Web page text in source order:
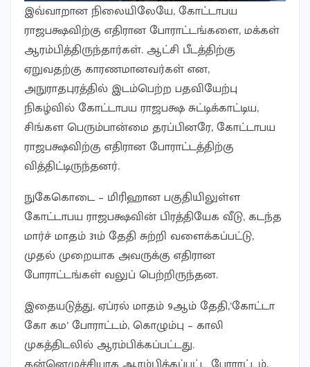
இவ்வாறான நிலையிலேயே, கோட்டாபய
ராஜபக்ஷவிற்கு எதிரான போராட்டங்களை, மக்கள்
ஆரம்பித்திருந்தார்கள். ஆட்சி பீடத்திற்கு
ஏறுவதற்கு காரணமானவர்கள் என,
அநுராதபுரத்தில் இடம்பெற்ற பதவியேற்பு
நிகழ்வில் கோட்டாபய ராஜபக்ஷ சுட்டிக்காட்டிய,
சிங்கள பெரும்பான்மை தரப்பினரே, கோட்டாபய
ராஜபக்ஷவிற்கு எதிரான போராட்டத்திற்கு
வித்திட்டிருந்தனர்.
நுகேகொடை – மிரிஹான பகுதியிலுள்ள
கோட்டாபய ராஜபக்ஷவின் பிரத்தியேக வீடு, கடந்த
மார்ச் மாதம் 31ம் தேதி சுற்றி வளைக்கப்பட்டு,
முதல் முறையாக அவருக்கு எதிரான
போராட்டங்கள் வலுப் பெற்றிருந்தன.
இதையடுத்து, ஏப்ரல் மாதம் 9ஆம் தேதி,’கோட்டா
கோ கம’ போராட்டம், கொழும்பு – காலி
முகத்திடலில் ஆரம்பிக்கப்பட்டது.